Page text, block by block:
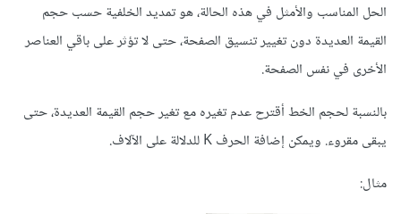
الحل المناسب والأمثل في هذه الحالة، هو تمديد الخلفية حسب حجم
القيمة العديدة دون تغيير تنسيق الصفحة، حتى لا تؤثر على باقي العناصر
الأخرى في نفس الصفحة.
بالنسبة لحجم الخط أقترح عدم تغيره مع تغير حجم القيمة العديدة، حتى
يبقى مقروء. ويمكن إضافة الحرف K للدلالة على الآلاف.
مثال: